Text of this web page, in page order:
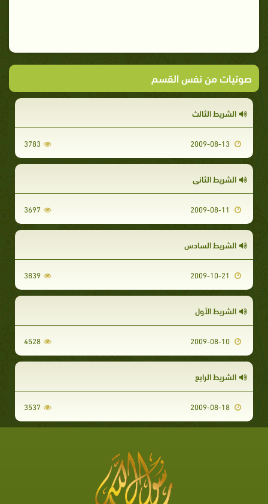
صوتيات من نفس القسم
الشريط الثالث
3783
الشريط الثاني
3697
الشريط السادس
3839
الشريط الأول
4528
الشريط الرابع
3537